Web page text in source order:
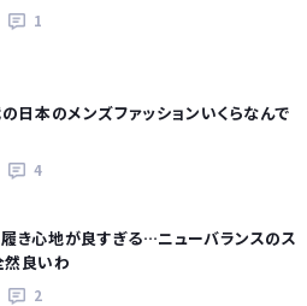
1
日本のメンズファッションいくらなんで
4
履き心地が良すぎる…ニューバランスのス
然良いわ
2